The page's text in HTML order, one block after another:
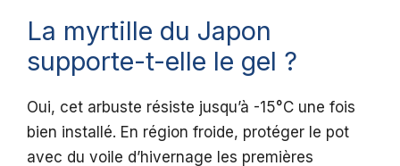
La myrtille du Japon
supporte-t-elle le gel ?
Oui, cet arbuste résiste jusqu’à -15°C une fois
bien installé. En région froide, protéger le pot
avec du voile d’hivernage les premières